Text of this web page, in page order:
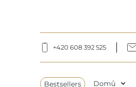
+420 608 392 525
Bestsellers Domů expand_more